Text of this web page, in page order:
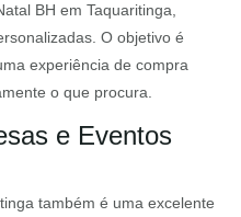
BH em Taquaritinga,
O objetivo é
experiência de compra
o que procura.
e Eventos
também é uma excelente